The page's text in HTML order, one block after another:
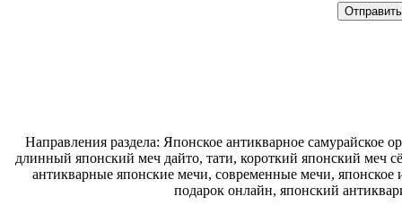
Направления раздела: Японское антикварное самурайское
длинный японский меч дайто, тати, короткий японский меч
антикварные японские мечи, современные мечи, японское
подарок онлайн, японский